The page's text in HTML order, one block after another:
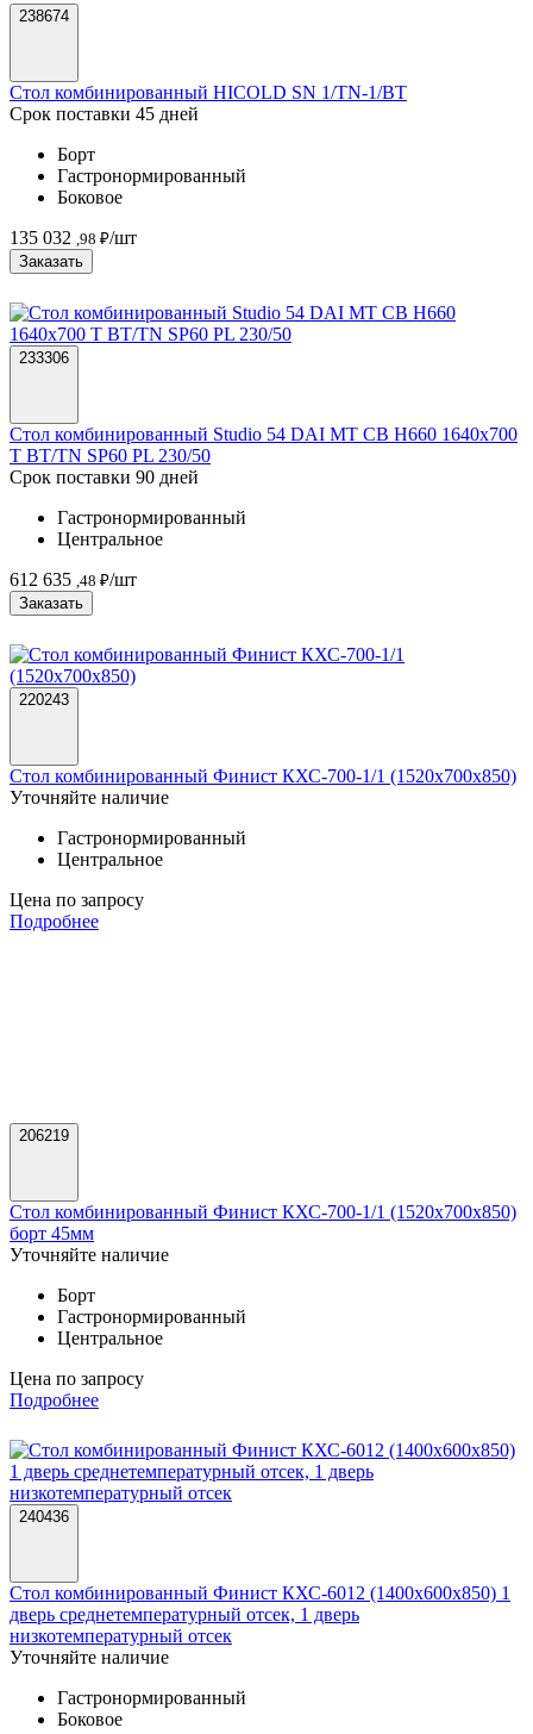
238674
Стол комбинированный HICOLD SN 1/TN-1/BT
Срок поставки 45 дней
Борт
Гастронормированный
Боковое
135 032 ,98 ₽/шт
Заказать
233306
Стол комбинированный Studio 54 DAI MT CB H660 1640x700
T BT/TN SP60 PL 230/50
Срок поставки 90 дней
Гастронормированный
Центральное
612 635 ,48 ₽/шт
Заказать
220243
Стол комбинированный Финист КХС-700-1/1 (1520х700х850)
Уточняйте наличие
Гастронормированный
Центральное
Цена по запросу
Подробнее
206219
Стол комбинированный Финист КХС-700-1/1 (1520х700х850)
борт 45мм
Уточняйте наличие
Борт
Гастронормированный
Центральное
Цена по запросу
Подробнее
240436
Стол комбинированный Финист КХС-6012 (1400х600х850) 1
дверь среднетемпературный отсек, 1 дверь
низкотемпературный отсек
Уточняйте наличие
Гастронормированный
Боковое